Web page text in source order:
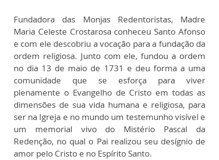
Fundadora das Monjas Redentoristas, Madre
Maria Celeste Crostarosa conheceu Santo Afonso
e com ele descobriu a vocação para a fundação da
ordem religiosa. Junto com ele, fundou a ordem
no dia 13 de maio de 1731 e deu forma a uma
comunidade que se esforça para viver
plenamente o Evangelho de Cristo em todas as
dimensões de sua vida humana e religiosa, para
ser na Igreja e no mundo um testemunho visível e
um memorial vivo do Mistério Pascal da
Redenção, no qual o Pai realizou seu desígnio de
amor pelo Cristo e no Espírito Santo.